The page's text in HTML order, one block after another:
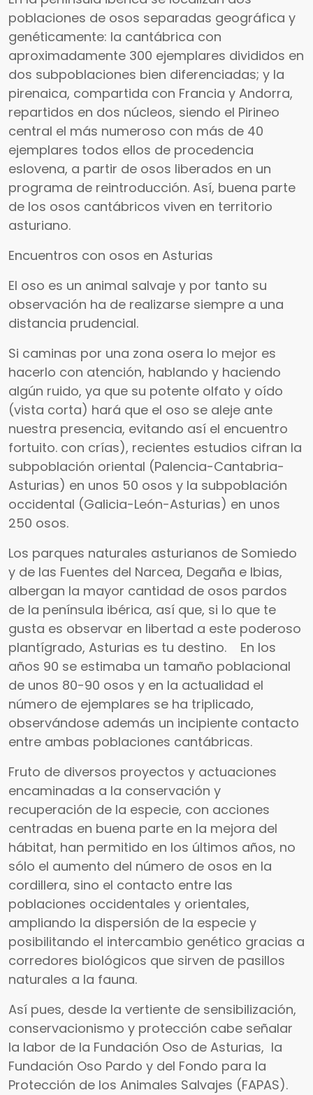
poblaciones de osos separadas geográfica y
genéticamente: la cantábrica con
aproximadamente 300 ejemplares divididos en
dos subpoblaciones bien diferenciadas; y la
pirenaica, compartida con Francia y Andorra,
repartidos en dos núcleos, siendo el Pirineo
central el más numeroso con más de 40
ejemplares todos ellos de procedencia
eslovena, a partir de osos liberados en un
programa de reintroducción. Así, buena parte
de los osos cantábricos viven en territorio
asturiano.
Encuentros con osos en Asturias
El oso es un animal salvaje y por tanto su
observación ha de realizarse siempre a una
distancia prudencial.
Si caminas por una zona osera lo mejor es
hacerlo con atención, hablando y haciendo
algún ruido, ya que su potente olfato y oído
(vista corta) hará que el oso se aleje ante
nuestra presencia, evitando así el encuentro
fortuito. con crías), recientes estudios cifran la
subpoblación oriental (Palencia-Cantabria-
Asturias) en unos 50 osos y la subpoblación
occidental (Galicia-León-Asturias) en unos
250 osos.
Los parques naturales asturianos de Somiedo
y de las Fuentes del Narcea, Degaña e Ibias,
albergan la mayor cantidad de osos pardos
de la península ibérica, así que, si lo que te
gusta es observar en libertad a este poderoso
plantígrado, Asturias es tu destino. En los
años 90 se estimaba un tamaño poblacional
de unos 80-90 osos y en la actualidad el
número de ejemplares se ha triplicado,
observándose además un incipiente contacto
entre ambas poblaciones cantábricas.
Fruto de diversos proyectos y actuaciones
encaminadas a la conservación y
recuperación de la especie, con acciones
centradas en buena parte en la mejora del
hábitat, han permitido en los últimos años, no
sólo el aumento del número de osos en la
cordillera, sino el contacto entre las
poblaciones occidentales y orientales,
ampliando la dispersión de la especie y
posibilitando el intercambio genético gracias a
corredores biológicos que sirven de pasillos
naturales a la fauna.
Así pues, desde la vertiente de sensibilización,
conservacionismo y protección cabe señalar
la labor de la Fundación Oso de Asturias, la
Fundación Oso Pardo y del Fondo para la
Protección de los Animales Salvajes (FAPAS).